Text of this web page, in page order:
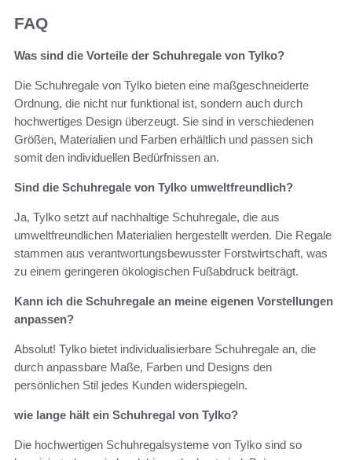
FAQ
Was sind die Vorteile der Schuhregale von Tylko?
Die Schuhregale von Tylko bieten eine maßgeschneiderte
Ordnung, die nicht nur funktional ist, sondern auch durch
hochwertiges Design überzeugt. Sie sind in verschiedenen
Größen, Materialien und Farben erhältlich und passen sich
somit den individuellen Bedürfnissen an.
Sind die Schuhregale von Tylko umweltfreundlich?
Ja, Tylko setzt auf nachhaltige Schuhregale, die aus
umweltfreundlichen Materialien hergestellt werden. Die Regale
stammen aus verantwortungsbewusster Forstwirtschaft, was
zu einem geringeren ökologischen Fußabdruck beiträgt.
Kann ich die Schuhregale an meine eigenen Vorstellungen
anpassen?
Absolut! Tylko bietet individualisierbare Schuhregale an, die
durch anpassbare Maße, Farben und Designs den
persönlichen Stil jedes Kunden widerspiegeln.
wie lange hält ein Schuhregal von Tylko?
Die hochwertigen Schuhregalsysteme von Tylko sind so